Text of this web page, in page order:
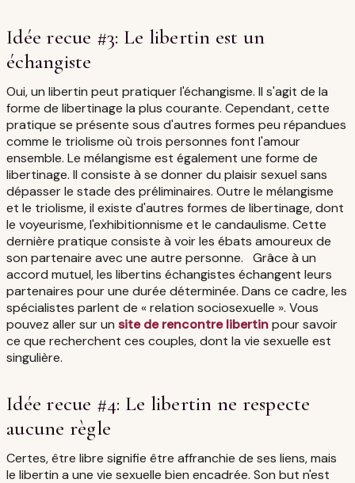
Idée recue #3: Le libertin est un
échangiste
Oui, un libertin peut pratiquer l'échangisme. Il s'agit de la
forme de libertinage la plus courante. Cependant, cette
pratique se présente sous d'autres formes peu répandues
comme le triolisme où trois personnes font l'amour
ensemble. Le mélangisme est également une forme de
libertinage. Il consiste à se donner du plaisir sexuel sans
dépasser le stade des préliminaires. Outre le mélangisme
et le triolisme, il existe d'autres formes de libertinage, dont
le voyeurisme, l'exhibitionnisme et le candaulisme. Cette
dernière pratique consiste à voir les ébats amoureux de
son partenaire avec une autre personne. Grâce à un
accord mutuel, les libertins échangistes échangent leurs
partenaires pour une durée déterminée. Dans ce cadre, les
spécialistes parlent de « relation sociosexuelle ». Vous
pouvez aller sur un site de rencontre libertinpour savoir
ce que recherchent ces couples, dont la vie sexuelle est
singulière.
Idée recue #4: Le libertin ne respecte
aucune règle
Certes, être libre signifie être affranchie de ses liens, mais
le libertin a une vie sexuelle bien encadrée. Son but n'est